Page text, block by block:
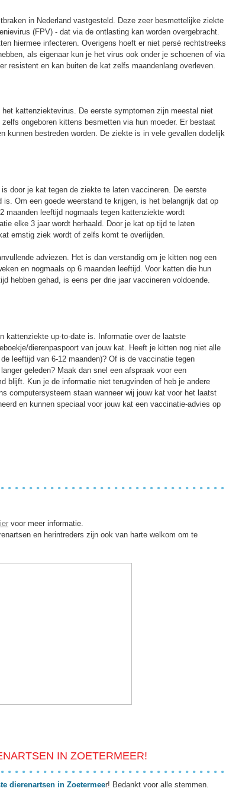
in Nederland vastgesteld. Deze zeer besmettelijke ziekte
(FPV) - dat via de ontlasting kan worden overgebracht.
hiermee infecteren. Overigens hoeft er niet persé rechtstreeks
als eigenaar kun je het virus ook onder je schoenen of via
resistent en kan buiten de kat zelfs maandenlang overleven.
kattenziektevirus. De eerste symptomen zijn meestal niet
ongeboren kittens besmetten via hun moeder. Er bestaat
kunnen bestreden worden. De ziekte is in vele gevallen dodelijk
door je kat tegen de ziekte te laten vaccineren. De eerste
Om een goede weerstand te krijgen, is het belangrijk dat op
maanden leeftijd nogmaals tegen kattenziekte wordt
elke 3 jaar wordt herhaald. Door je kat op tijd te laten
ernstig ziek wordt of zelfs komt te overlijden.
adviezen. Het is dan verstandig om je kitten nog een
en nogmaals op 6 maanden leeftijd. Voor katten die hun
hebben gehad, is eens per drie jaar vaccineren voldoende.
kattenziekte up-to-date is. Informatie over de laatste
dierenpaspoort van jouw kat. Heeft je kitten nog niet alle
leeftijd van 6-12 maanden)? Of is de vaccinatie tegen
geleden? Maak dan snel een afspraak voor een
blijft. Kun je de informatie niet terugvinden of heb je andere
computersysteem staan wanneer wij jouw kat voor het laatst
en kunnen speciaal voor jouw kat een vaccinatie-advies op
voor meer informatie.
en herintreders zijn ook van harte welkom om te
IN ZOETERMEER!
dierenartsen in Zoetermeer! Bedankt voor alle stemmen.